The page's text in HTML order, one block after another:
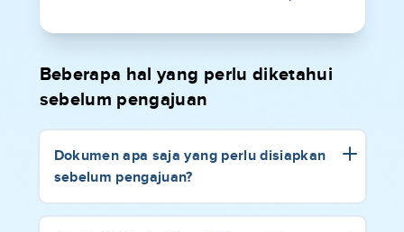
Beberapa hal yang perlu diketahui
sebelum pengajuan
Dokumen apa saja yang perlu disiapkan
sebelum pengajuan?